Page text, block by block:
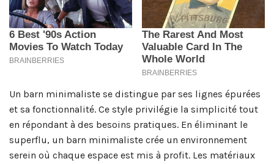
Un barn minimaliste se distingue par ses lignes épurées
et sa fonctionnalité. Ce style privilégie la simplicité tout
en répondant à des besoins pratiques. En éliminant le
superflu, un barn minimaliste crée un environnement
serein où chaque espace est mis à profit. Les matériaux